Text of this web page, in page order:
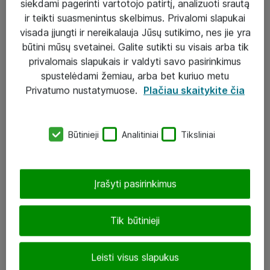
Sprendimai ir paslaugos
Paslaugos
Įgyvendinti projektai
J. Rutkausko g. 6, Vilnius
siekdami pagerinti vartotojo patirtį, analizuoti srautą
ir teikti suasmenintus skelbimus. Privalomi slapukai
visada įjungti ir nereikalauja Jūsų sutikimo, nes jie yra
būtini mūsų svetainei. Galite sutikti su visais arba tik
privalomais slapukais ir valdyti savo pasirinkimus
spustelėdami žemiau, arba bet kuriuo metu
Privatumo nustatymuose. Plačiau skaitykite čia
Būtinieji Analitiniai Tiksliniai
Tik būtinieji
Leisti visus slapukus
Įrašyti pasirinkimus